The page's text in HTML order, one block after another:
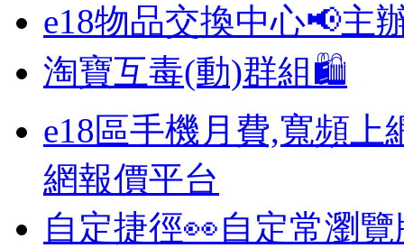
e18物品交換中心📢主
淘寶互毒(動)群組🛍️
e18區手機月費,寬頻上
網報價平台
自定捷徑👀自定常瀏